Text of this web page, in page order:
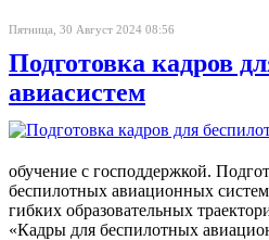
Пятница, 30 Август 2024 08:56
Подготовка кадров
авиасистем
обучение с господдержкой.
беспилотных авиационных
гибких образовательных
«Кадры для беспилотных